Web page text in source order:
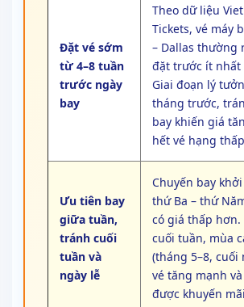
Đặt vé sớm
từ 4–8 tuần
trước ngày
bay
Theo dữ liệu
Tickets, vé máy
– Dallas thường
đặt trước ít nhất
Giai đoạn lý
tháng trước,
bay khiến giá
hết vé hạng
Ưu tiên bay
giữa tuần,
tránh cuối
tuần và
ngày lễ
Chuyến bay
thứ Ba – thứ
có giá thấp hơn.
cuối tuần, mùa
(tháng 5–8, cuối
vé tăng mạnh
được khuyến